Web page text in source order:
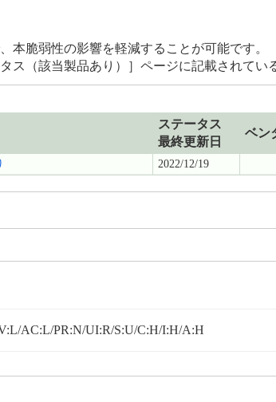
本脆弱性の影響を軽減することが可能です。
ス（該当製品あり）］ページに記載されてい
ステータス
最終更新日
ベン
2022/12/19
AC:L/PR:N/UI:R/S:U/C:H/I:H/A:H